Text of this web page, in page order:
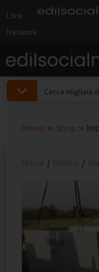
Live
Network
Home » Shop »
/ /